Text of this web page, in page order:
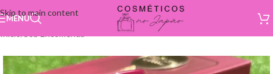
Skip to main content
MENU